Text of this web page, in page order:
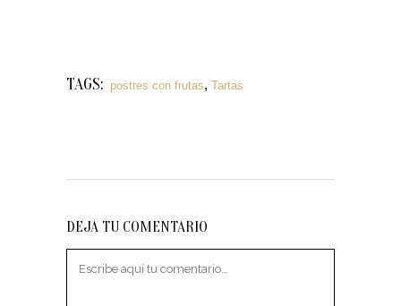
TAGS: postres con frutas, Tartas
DEJA TU COMENTARIO